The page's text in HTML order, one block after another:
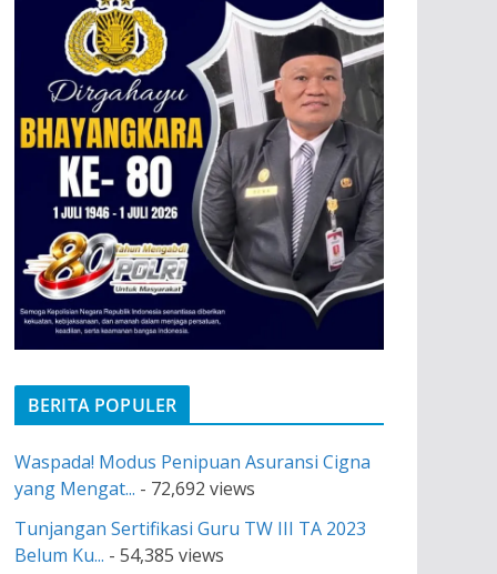
BERITA POPULER
Waspada! Modus Penipuan Asuransi Cigna
yang Mengat... - 72,692 views
Tunjangan Sertifikasi Guru TW III TA 2023
Belum Ku... - 54,385 views